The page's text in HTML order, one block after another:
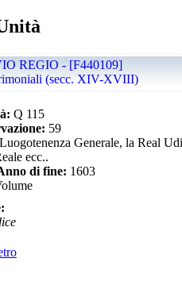
REGIO - [F440109]
(secc. XIV-XVIII)
Q 115
59
Generale, la Real
ecc..
di fine: 1603